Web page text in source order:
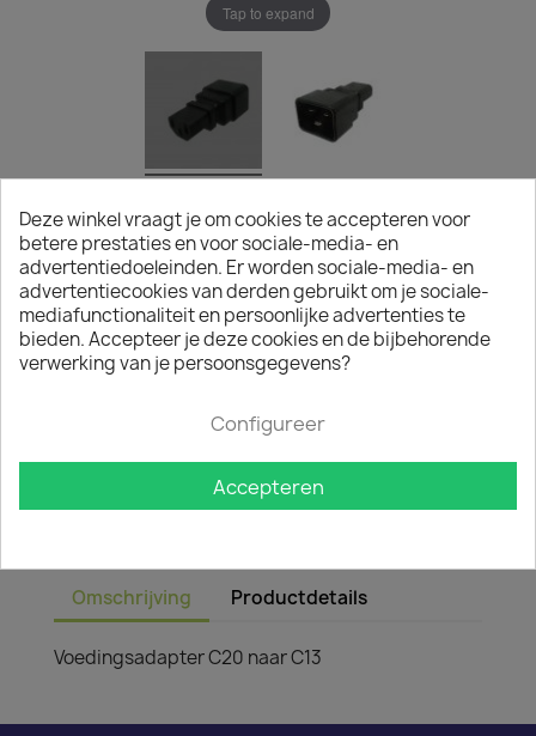
Tap to expand
€ 7,48
Exclusief belasting
Voedingsadapter C20 naar C13
IN WINKELWAGEN
Op voorraad : 1 week levertijd
Minimale afname van het product is 50.
Omschrijving Productdetails
Voedingsadapter C20 naar C13
Deze winkel vraagt je om cookies te accepteren voor
betere prestaties en voor sociale-media- en
advertentiedoeleinden. Er worden sociale-media- en
advertentiecookies van derden gebruikt om je sociale-
mediafunctionaliteit en persoonlijke advertenties te
bieden. Accepteer je deze cookies en de bijbehorende
verwerking van je persoonsgegevens?
Configureer
Accepteren